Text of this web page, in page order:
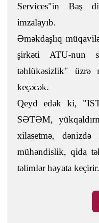
Services"in Baş
imzalayıb.
Əməkdaşlıq
şirkəti ATU-nun
təhlükəsizlik" üzrə
keçəcək.
Qeyd edək ki,
SƏTƏM,
xilasetmə, dənizdə
mühəndislik, qida
təlimlər həyata keçirir.